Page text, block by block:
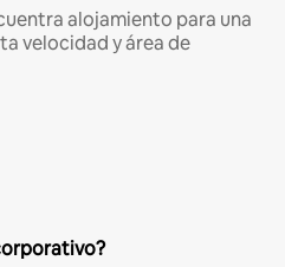
alojamiento para una
velocidad y área de